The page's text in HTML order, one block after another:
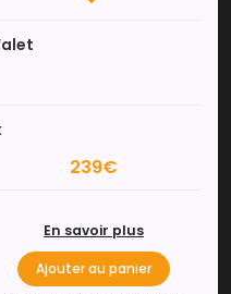
239€
En savoir plus
Ajouter au panier